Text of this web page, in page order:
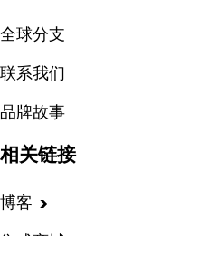
全球分支
联系我们
品牌故事
相关链接
博客
集成商城